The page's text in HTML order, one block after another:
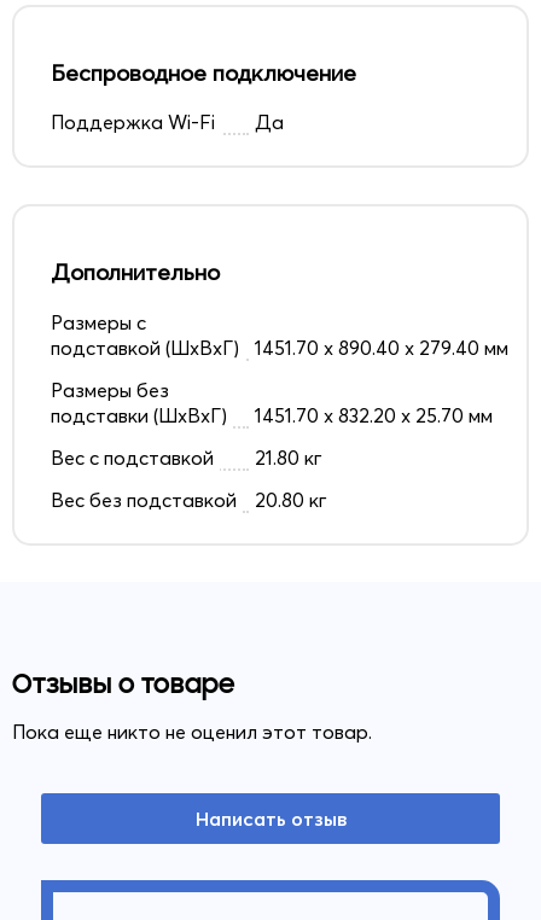
Беспроводное подключение
Поддержка Wi-Fi Да
Дополнительно
Размеры с
подставкой (ШxВxГ)
1451.70 x 890.40 x 279.40 мм
Размеры без
подставки (ШxВxГ)
1451.70 x 832.20 x 25.70 мм
Вес с подставкой
21.80 кг
Вес без подставкой
20.80 кг
Отзывы о товаре
Пока еще никто не оценил этот товар.
Написать отзыв